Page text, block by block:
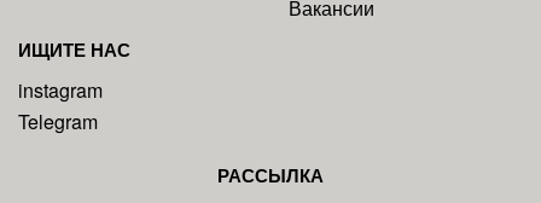
Вакансии
ИЩИТЕ НАС
instagram
Telegram
РАССЫЛКА